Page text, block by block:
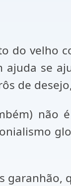
velho
se
de
não